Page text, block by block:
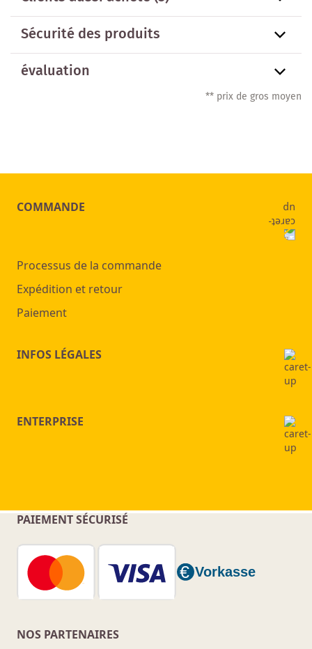
Sécurité des produits
évaluation
** prix de gros moyen
COMMANDE
Processus de la commande
Expédition et retour
Paiement
INFOS LÉGALES
ENTERPRISE
PAIEMENT SÉCURISÉ
NOS PARTENAIRES